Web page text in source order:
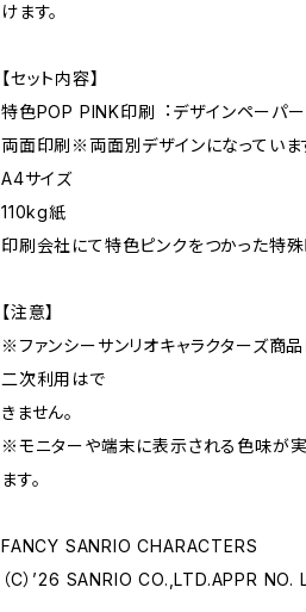
けます。
【セット内容】
特色POP PINK印刷︓デザインペーパ
両面印刷※両面別デザインになっていま
A4サイズ
110kg紙
印刷会社にて特色ピンクをつかった特
【注意】
※ファンシーサンリオキャラクターズ商
二次利用はで
きません。
※モニターや端末に表示される色味が
ます。
FANCY SANRIO CHARACTERS
（C）’26 SANRIO CO.,LTD.APPR